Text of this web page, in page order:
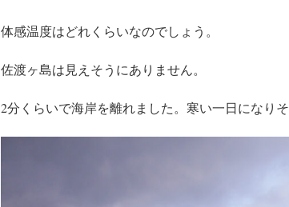
体感温度はどれくらいなのでしょう。
佐渡ヶ島は見えそうにありません。
2分くらいで海岸を離れました。寒い一日になりそ